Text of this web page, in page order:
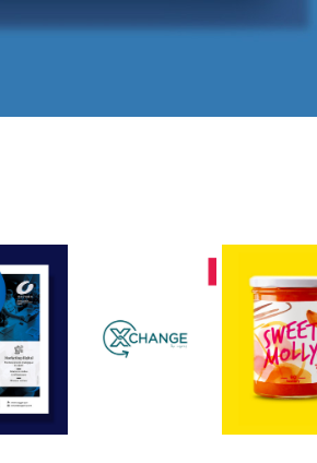
ENTREPRISE
DANS LE BTP
90
2023